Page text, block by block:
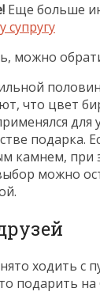
Еще больше
можно
что цвет
для
подарка.
камнем,
можно
ходить с
подарить